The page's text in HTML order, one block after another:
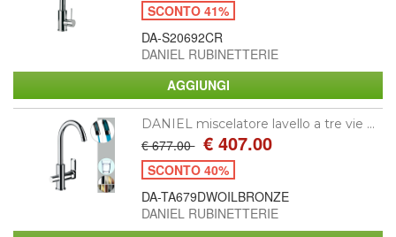
SCONTO 41%
DA-S20692CR
DANIEL RUBINETTERIE
DANIEL miscelatore lavello a tre vie ...
€ 677.00 € 407.00
SCONTO 40%
DA-TA679DWOILBRONZE
DANIEL RUBINETTERIE